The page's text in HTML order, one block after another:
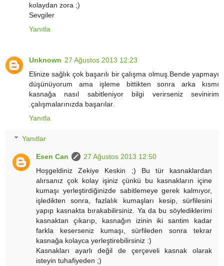
kolaydan zora ;)
Sevgiler
Yanıtla
Unknown 27 Ağustos 2013 12:23
Elinize sağlık çok başarılı bir çalışma olmuş.Bende yapmayı
düşünüyorum ama işleme bittikten sonra arka kısmı
kasnağa nasıl sabitleniyor bilgi verirseniz sevinirim
.çalışmalarınızda başarılar.
Yanıtla
Yanıtlar
Esen Can
27 Ağustos 2013 12:50
Hoşgeldiniz Zekiye Keskin ;) Bu tür kasnaklardan
alırsanız çok kolay işiniz çünkü bu kasnakların içine
kumaşı yerleştirdiğinizde sabitlemeye gerek kalmıyor,
işledikten sonra, fazlalık kumaşları kesip, sürfilesini
yapıp kasnakta bırakabilirsiniz. Ya da bu söylediklerimi
kasnaktan çıkarıp, kasnağın izinin iki santim kadar
farkla keserseniz kumaşı, sürfileden sonra tekrar
kasnağa kolayca yerleştirebilirsiniz :)
Kasnakları ayarlı değil de çerçeveli kasnak olarak
isteyin tuhafiyeden ;)